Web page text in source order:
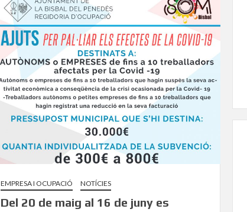
EMPRESA I OCUPACIÓ NOTÍCIES
Del 20 de maig al 16 de juny es